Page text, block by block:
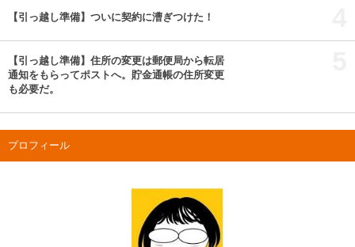
【引っ越し準備】ついに契約に漕ぎつけた！
【引っ越し準備】住所の変更は郵便局から転居
通知をもらってポストへ。貯金通帳の住所変更
も必要だ。
プロフィール